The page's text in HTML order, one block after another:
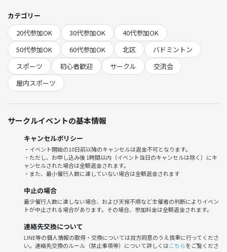
🟥現地集金 (別途)
ラケット ＋500円
月の初回 ＋1000円
「つなげーとから来ました」と声かけてください^^
🟪重要🟪（ラケット貸出・体育館の確認）
申込完了後すぐに《システムから送信》というメッセージが届いてるの
で確認してください
必ず、場所・時間の転記ミスがないか確認してください
※とても大きなサークルで、私１人でやっているため、個別のメッセー
ジはお返事できません(>_<)ｺﾞﾒﾝﾅｻｲ
⚓️ Tokyo International Badminton Team
Friendly, Japan’s largest
Little English is fine ✋️ Me too !
⛱️ Skill & Gear
All levels welcome✨
カテゴリー
20代参加OK
30代参加OK
40代参加OK
50代参加OK
60代参加OK 北区
バドミントン
スポーツ
初心者歓迎 サークル
交流会
屋内スポーツ
サークルイベントの基本情報
キャンセルポリシー
・イベント開始の10日前以降のキャンセルは返金不可となります。
・ただし、お申し込み後 1時間以内（イベント当日のキャンセルは除く）にキ
ャンセルされた場合は全額返金されます。
・また、最小催行人数に達していない場合は全額返金されます
中止の場合
最少催行人数に達しない場合、および天候不順など主催者の判断によりイベン
トが中止される場合があります。その場合、参加料金は全額返金されます。
連絡先交換について
LINE等の個人情報の取得・交換については双方同意のうえ慎重に行ってくださ
い。連絡先交換のルール（禁止事項等）について詳しくはこちらをご覧くださ